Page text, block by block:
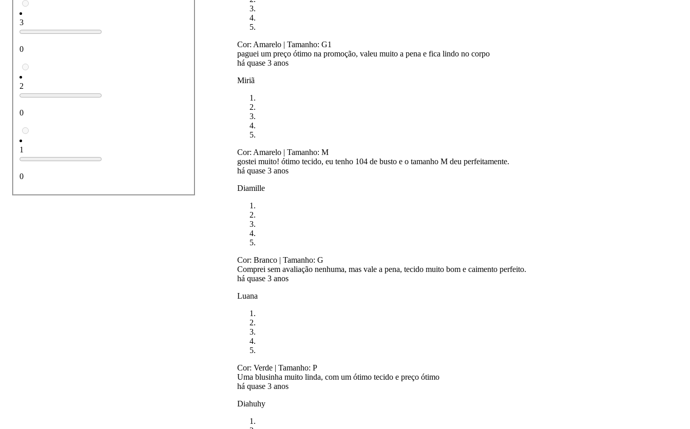
3
0
2
0
1
0
Cor: Amarelo | Tamanho: G1
paguei um preço ótimo na promoção, valeu muito a pena e fica lindo no corpo
há quase 3 anos
Miriã
Cor: Amarelo | Tamanho: M
gostei muito! ótimo tecido, eu tenho 104 de busto e o tamanho M deu perfeitamente.
há quase 3 anos
Diamille
Cor: Branco | Tamanho: G
Comprei sem avaliação nenhuma, mas vale a pena, tecido muito bom e caimento perfeito.
há quase 3 anos
Luana
Cor: Verde | Tamanho: P
Uma blusinha muito linda, com um ótimo tecido e preço ótimo
há quase 3 anos
Diahuhy